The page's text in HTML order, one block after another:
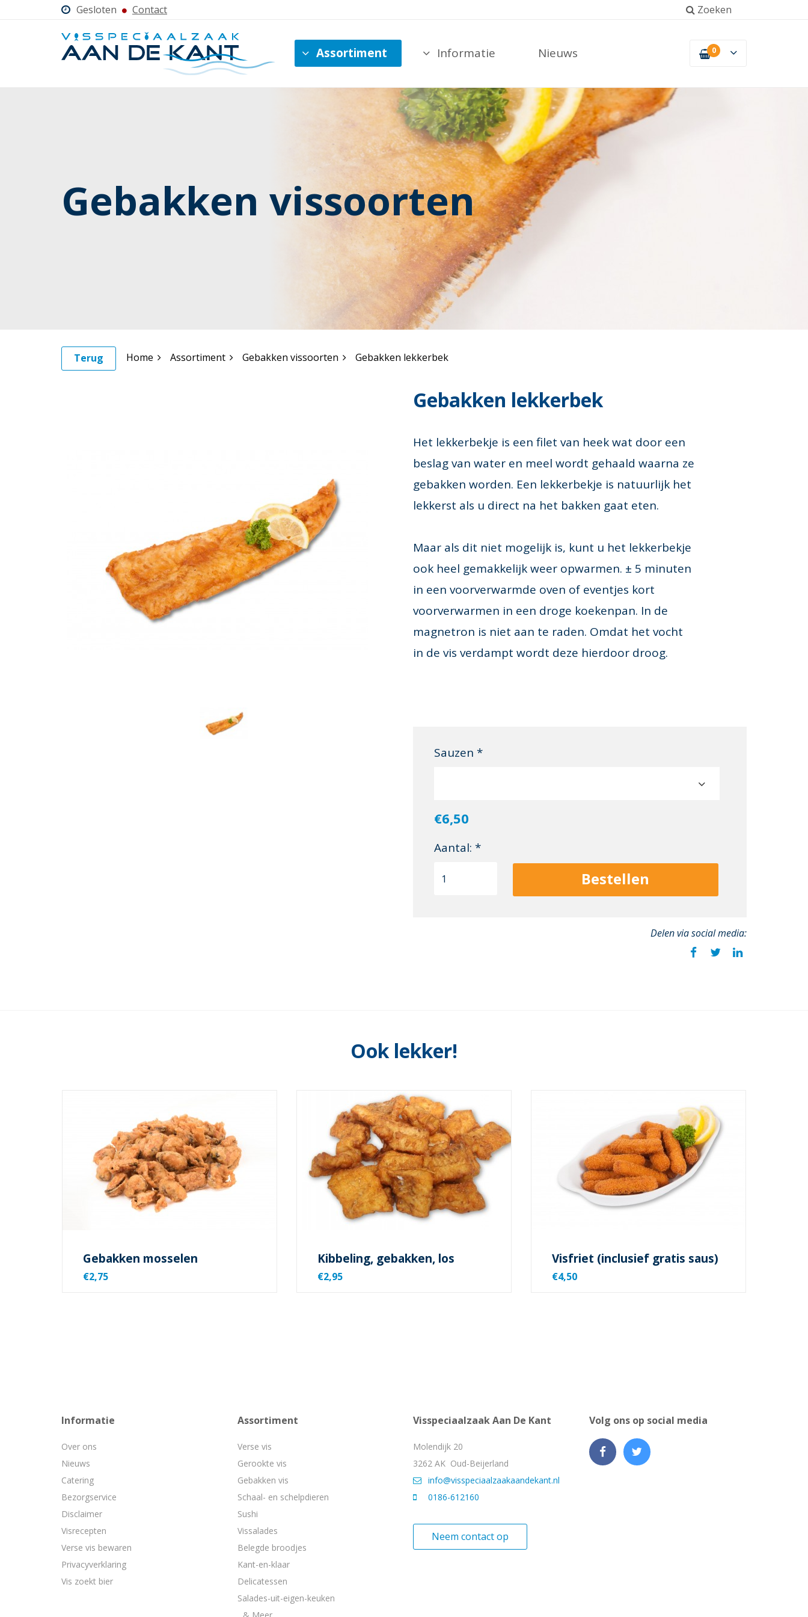
Gesloten Contact Zoeken
Assortiment Informatie Nieuws 0
Gebakken vissoorten
Terug Home Assortiment Gebakken vissoorten Gebakken lekkerbek
Gebakken lekkerbek
Het lekkerbekje is een filet van heek wat door een
beslag van water en meel wordt gehaald waarna ze
gebakken worden. Een lekkerbekje is natuurlijk het
lekkerst als u direct na het bakken gaat eten.
Maar als dit niet mogelijk is, kunt u het lekkerbekje
ook heel gemakkelijk weer opwarmen. ± 5 minuten
in een voorverwarmde oven of eventjes kort
voorverwarmen in een droge koekenpan. In de
magnetron is niet aan te raden. Omdat het vocht
in de vis verdampt wordt deze hierdoor droog.
Sauzen *
€6,50
Aantal: *
Bestellen
Delen via social media:
Ook lekker!
Gebakken mosselen
€2,75
Kibbeling, gebakken, los
€2,95
Visfriet (inclusief gratis saus)
€4,50
Visspeciaalzaak Aan De Kant
Molendijk 20
3262 AK Oud-Beijerland
info@visspeciaalzaakaandekant.nl
0186-612160
Neem contact op
Volg ons op social media
Informatie
Over ons
Nieuws
Catering
Bezorgservice
Disclaimer
Visrecepten
Verse vis bewaren
Privacyverklaring
Vis zoekt bier
Assortiment
Verse vis
Gerookte vis
Gebakken vis
Schaal- en schelpdieren
Sushi
Vissalades
Belegde broodjes
Kant-en-klaar
Delicatessen
Salades-uit-eigen-keuken